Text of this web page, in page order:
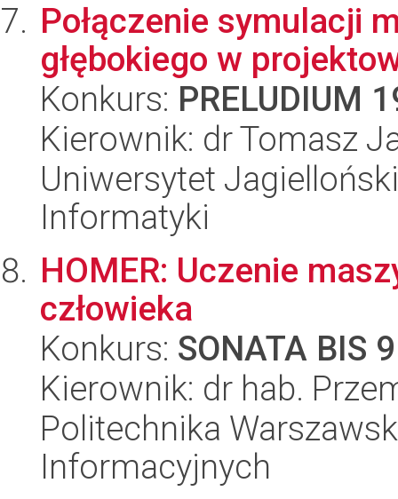
Połączenie symulacji
głębokiego w
Konkurs: PRELUDIUM
Kierownik: dr Tomasz
Uniwersytet
Informatyki
HOMER: Uczenie
człowieka
Konkurs: SONATA BIS 9
Kierownik: dr hab.
Politechnika
Informacyjnych